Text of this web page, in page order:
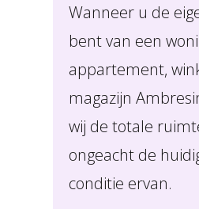
Wanneer u de
bent van een
appartement,
magazijn
wij de totale
ongeacht de
conditie ervan.